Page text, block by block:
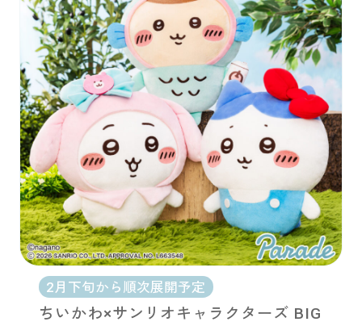
2月下旬から順次展開予定
ちいかわ×サンリオキャラクターズ BIG